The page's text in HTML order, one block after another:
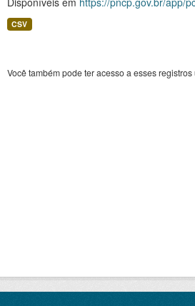
CSV
Você também pode ter acesso a esses registros